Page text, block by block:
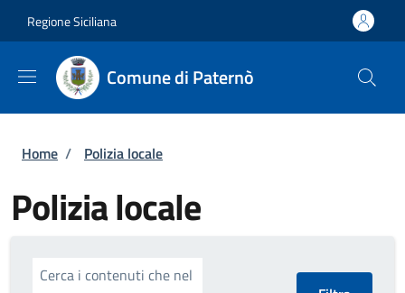
Regione Siciliana
Comune di Paternò
Briciole di pane
Home / Polizia locale
Polizia locale
Cerca i contenuti che nel